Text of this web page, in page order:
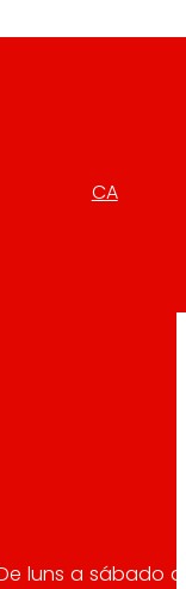
CA
luns a sábado